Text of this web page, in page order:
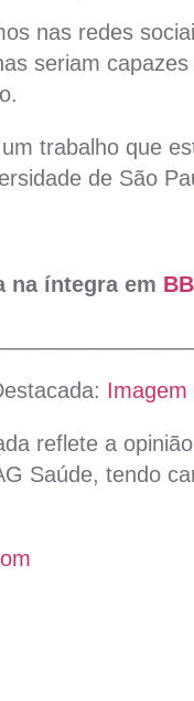
nas redes
seriam
trabalho que
de São
na íntegra em
Imagem
reflete a
Saúde, tendo